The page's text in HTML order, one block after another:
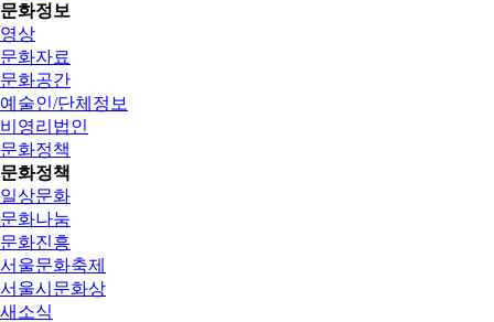
문화정보
영상
문화자료
문화공간
예술인/단체정보
비영리법인
문화정책
문화정책
일상문화
문화나눔
문화진흥
서울문화축제
서울시문화상
새소식